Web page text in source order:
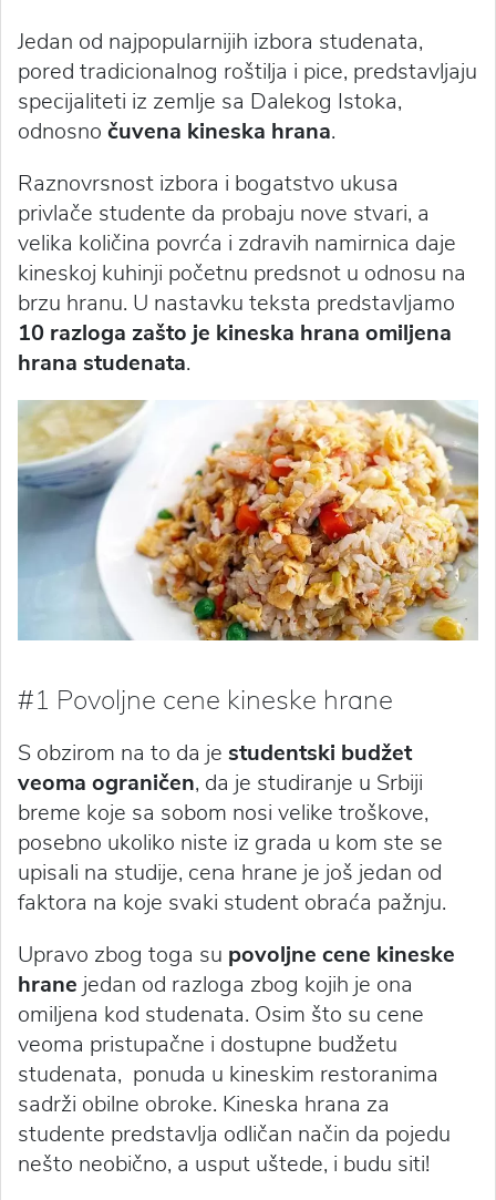
Jedan od najpopularnijih izbora studenata,
pored tradicionalnog roštilja i pice, predstavljaju
specijaliteti iz zemlje sa Dalekog Istoka,
odnosno čuvena kineska hrana.
Raznovrsnost izbora i bogatstvo ukusa
privlače studente da probaju nove stvari, a
velika količina povrća i zdravih namirnica daje
kineskoj kuhinji početnu predsnot u odnosu na
brzu hranu. U nastavku teksta predstavljamo
10 razloga zašto je kineska hrana omiljena
hrana studenata.
#1 Povoljne cene kineske hrane
S obzirom na to da je studentski budžet
veoma ograničen, da je studiranje u Srbiji
breme koje sa sobom nosi velike troškove,
posebno ukoliko niste iz grada u kom ste se
upisali na studije, cena hrane je još jedan od
faktora na koje svaki student obraća pažnju.
Upravo zbog toga su povoljne cene kineske
hrane jedan od razloga zbog kojih je ona
omiljena kod studenata. Osim što su cene
veoma pristupačne i dostupne budžetu
studenata, ponuda u kineskim restoranima
sadrži obilne obroke. Kineska hrana za
studente predstavlja odličan način da pojedu
nešto neobično, a usput uštede, i budu siti!